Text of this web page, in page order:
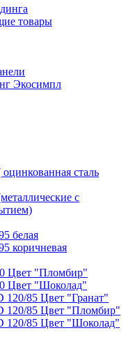
товары
Экосимпл
сталь
с
белая
коричневая
Цвет "Пломбир"
Цвет "Шоколад"
85 Цвет "Гранат"
120/85 Цвет "Пломбир"
120/85 Цвет "Шоколад"